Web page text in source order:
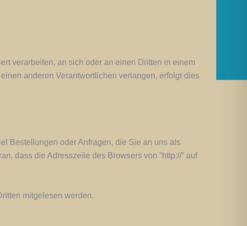
verarbeiten, an sich oder an einen Dritten in einem
anderen Verantwortlichen verlangen, erfolgt dies
Bestellungen oder Anfragen, die Sie an uns als
dass die Adresszeile des Browsers von “http://” auf
mitgelesen werden.